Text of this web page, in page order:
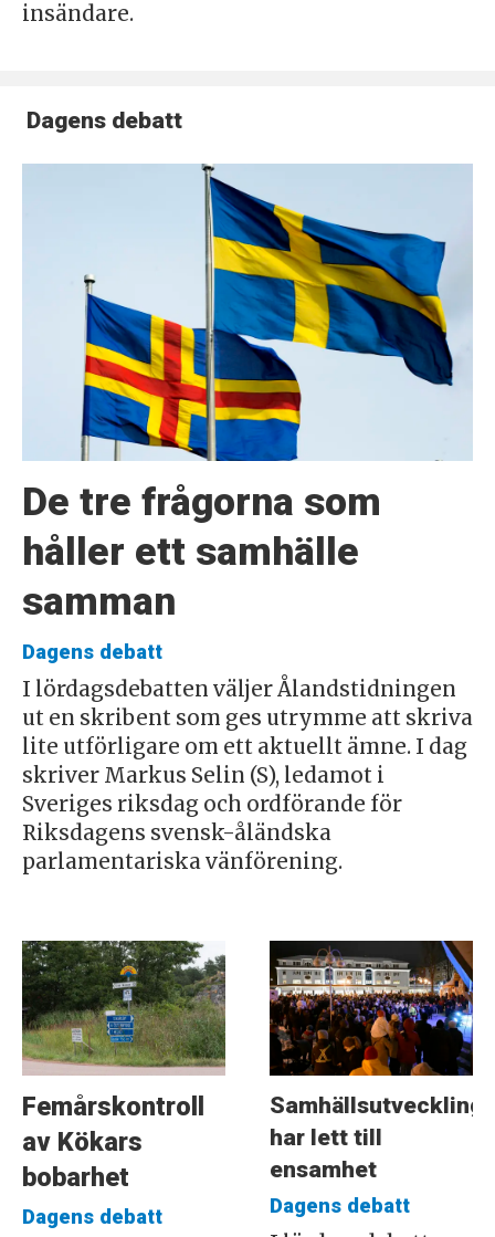
insändare.
Dagens debatt
De tre frågorna som
håller ett samhälle
samman
Dagens debatt
I lördagsdebatten väljer Ålandstidningen
ut en skribent som ges utrymme att skriva
lite utförligare om ett aktuellt ämne. I dag
skriver Markus Selin (S), ledamot i
Sveriges riksdag och ordförande för
Riksdagens svensk-åländska
parlamentariska vänförening.
Femårskontroll
av Kökars
bobarhet
Dagens debatt
Samhällsutveckling
har lett till
ensamhet
Dagens debatt